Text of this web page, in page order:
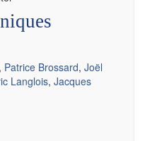
, Patrice Brossard, Joël
Langlois, Jacques